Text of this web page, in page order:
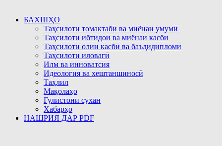
БАХШҲО
Таҳсилоти томактабӣ ва миёнаи умумӣ
Таҳсилоти ибтидоӣ ва миёнаи касбӣ
Таҳсилоти олии касбӣ ва баъдидипломӣ
Таҳсилоти иловагӣ
Илм ва инноватсия
Идеология ва хештаншиносӣ
Таҳлил
Мақолаҳо
Гулистони сухан
Хабарҳо
НАШРИЯ ДАР PDF